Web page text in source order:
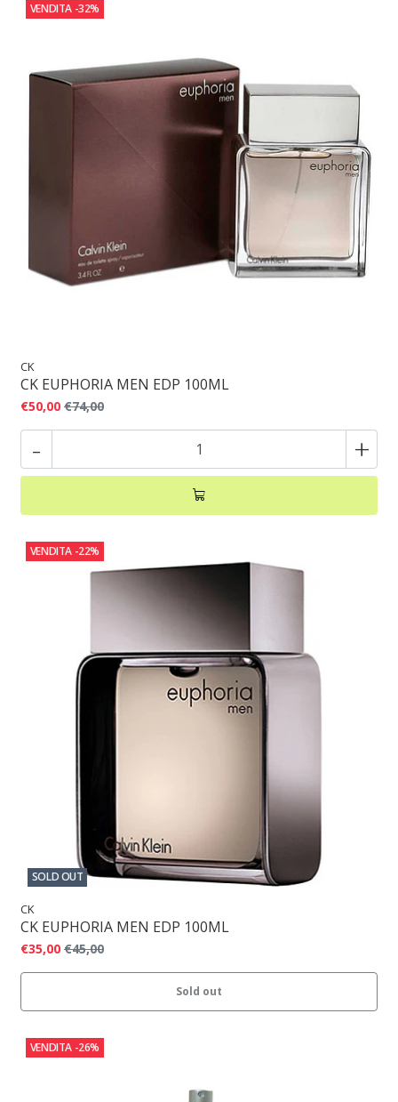
VENDITA -32%
CK
CK EUPHORIA MEN EDP 100ML
€50,00 €74,00
- +
VENDITA -22%
SOLD OUT
CK
CK EUPHORIA MEN EDP 100ML
€35,00 €45,00
Sold out
VENDITA -26%